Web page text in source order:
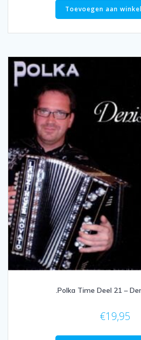
Toevoegen aan
.Polka Time Deel 21 –
€19,95